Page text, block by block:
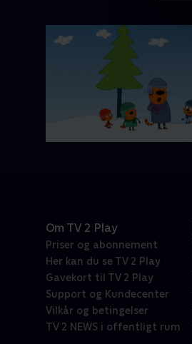
Om TV 2 Play
Priser og abonnement
Her kan du se TV 2 Play
Gavekort til TV 2 Play
Support og Kundecenter
Vilkår og betingelser
TV 2 NEWS i offentligt rum